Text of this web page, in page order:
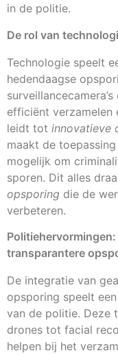
in de politie.
De rol van
Technologie speelt
hedendaagse
efficiënt verzamelen
leidt tot innovatieve
maakt de
mogelijk om
sporen. Dit alles
opsporing die de
verbeteren.
transparantere
De integratie van
opsporing speelt
van de politie. Deze
drones tot facial
helpen bij het